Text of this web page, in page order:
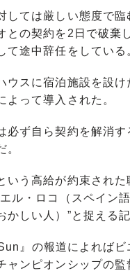
ては厳しい態度で
との契約を2日で破棄
て途中辞任をしている
スに宿泊施設を設
よって導入された。
ず自ら契約を解消す
。
う高給が約束され
ル・ロコ（スペイン
かしい人）”と捉える
』の報道によれば
ャンピオンシップの